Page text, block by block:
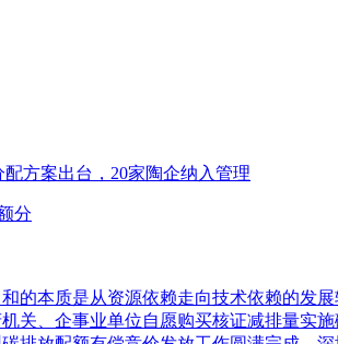
分
的本质是从资源依赖走向技术依赖的发展
关、企事业单位自愿购买核证减排量实施